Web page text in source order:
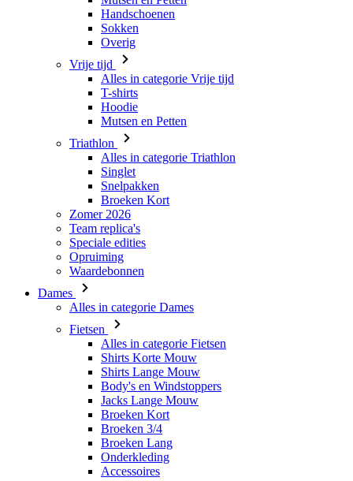
Triathlon
Alles in categorie Triathlon
Singlet
Snelpakken
Broeken Kort
Zomer 2026
Team replica's
Speciale edities
Opruiming
Waardebonnen
Alles in categorie Dames
Fietsen
Alles in categorie Fietsen
Shirts Korte Mouw
Shirts Lange Mouw
Body's en Windstoppers
Jacks Lange Mouw
Broeken Kort
Broeken Lang
Onderkleding
Accessoires
Mutsen en Petten
Handschoenen
Sokken
Overig
Vrije tijd
Alles in categorie Vrije tijd
T-Shirts
Hoodie
Mutsen en Petten